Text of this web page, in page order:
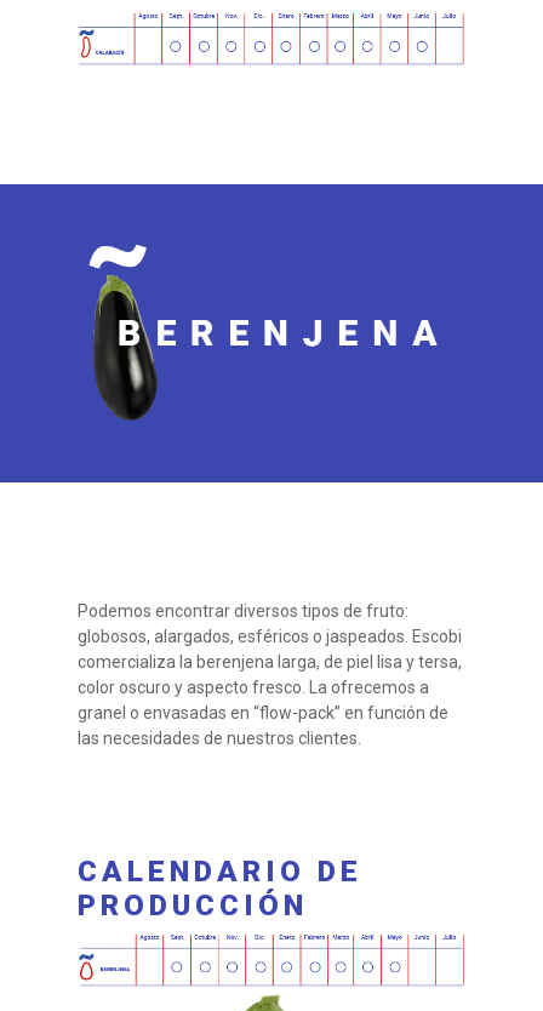
Podemos encontrar diversos tipos de fruto:
globosos, alargados, esféricos o jaspeados. Escobi
comercializa la berenjena larga, de piel lisa y tersa,
color oscuro y aspecto fresco. La ofrecemos a
granel o envasadas en “flow-pack” en función de
las necesidades de nuestros clientes.
CALENDARIO DE
PRODUCCIÓN